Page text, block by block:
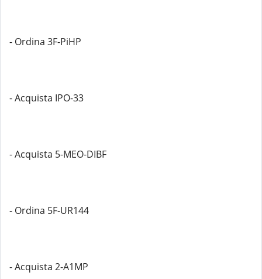
- Ordina 3F-PiHP
- Acquista IPO-33
- Acquista 5-MEO-DIBF
- Ordina 5F-UR144
- Acquista 2-A1MP